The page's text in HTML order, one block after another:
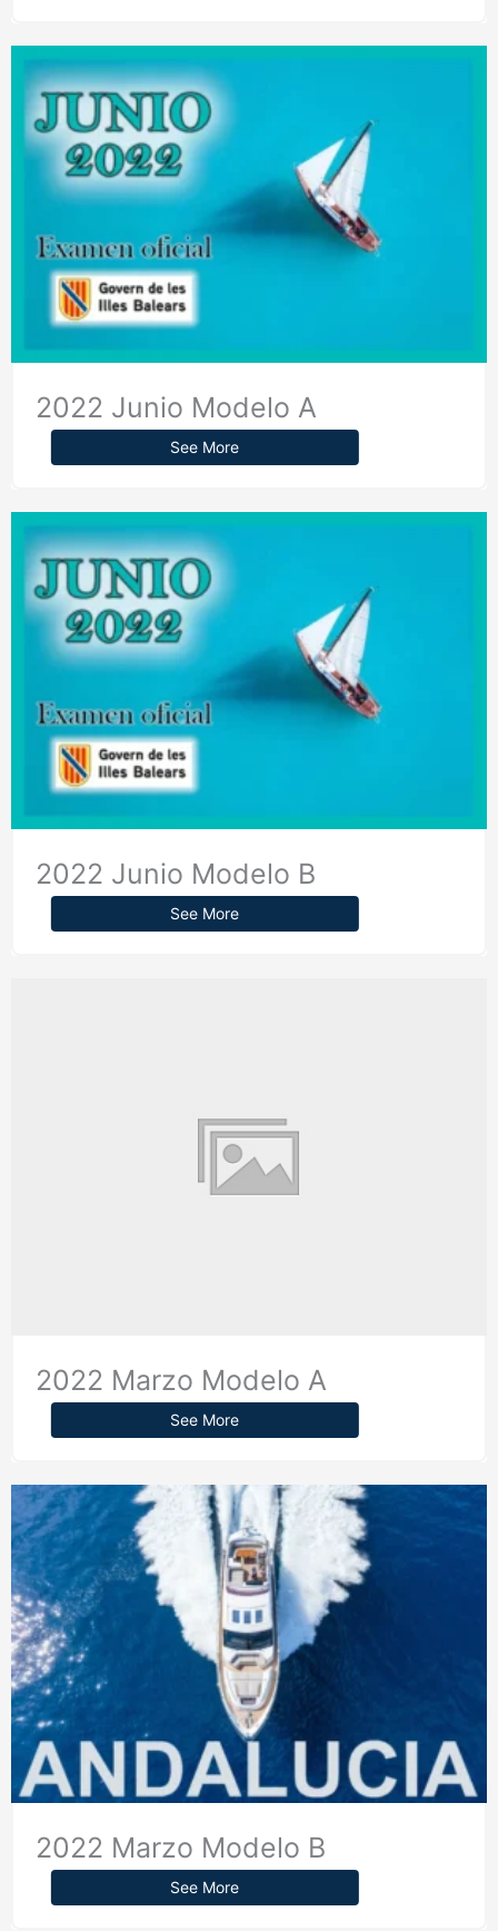
2022 Junio Modelo A
See More
2022 Junio Modelo B
See More
2022 Marzo Modelo A
See More
2022 Marzo Modelo B
See More